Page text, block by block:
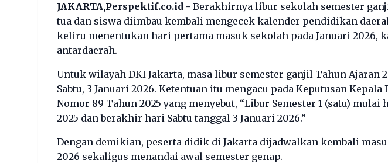
JAKARTA,Perspektif.co.id - Berakhirnya libur sekolah semester
tua dan siswa diimbau kembali mengecek kalender pendidikan
keliru menentukan hari pertama masuk sekolah pada Januari 2026,
antardaerah.
Untuk wilayah DKI Jakarta, masa libur semester ganjil Tahun Ajaran
Sabtu, 3 Januari 2026. Ketentuan itu mengacu pada Keputusan
Nomor 89 Tahun 2025 yang menyebut, “Libur Semester 1 (satu) mulai
2025 dan berakhir hari Sabtu tanggal 3 Januari 2026.”
Dengan demikian, peserta didik di Jakarta dijadwalkan kembali
2026 sekaligus menandai awal semester genap.